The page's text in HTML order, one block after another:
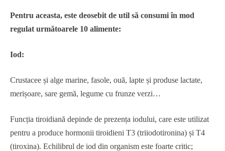
Pentru aceasta, este deosebit de util să consumi în mod
regulat următoarele 10 alimente:
Iod:
Crustacee și alge marine, fasole, ouă, lapte și produse lactate,
merișoare, sare gemă, legume cu frunze verzi…
Funcția tiroidiană depinde de prezența iodului, care este utilizat
pentru a produce hormonii tiroidieni T3 (triiodotironina) și T4
(tiroxina). Echilibrul de iod din organism este foarte critic;